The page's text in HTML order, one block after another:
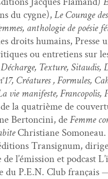
du cygne), Le Courage
antholo­gie de poésie
droits humains,
ou entre­tiens sur
Tex­ture, Sitaud­is,
n°17, Créa­tures ,
man­i­feste, Fran­copo­lis,
la qua­trième de
Bertonci­ni, deFemme
Chris­tiane
Tran­signum,
l’émis­sion et pod­cast
du P.E.N. Club